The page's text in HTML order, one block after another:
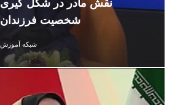
نقش مادر در شکل گیری
شخصیت فرزندان
شبکه آموزش